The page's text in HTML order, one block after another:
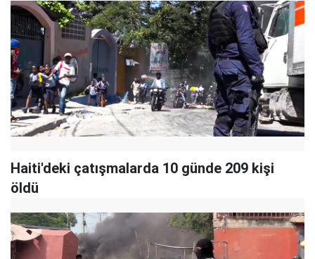
Haiti'deki çatışmalarda 10 günde 209 kişi
öldü